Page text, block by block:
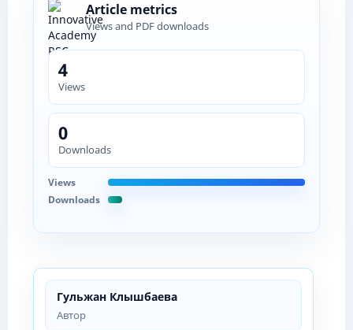
Гульжан Клышбаева
Автор
Article metrics
Views and PDF downloads
4
Views
0
Downloads
Views
Downloads